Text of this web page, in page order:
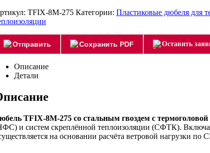
TFIX-8M-275 Категории: Пластиковые дюбеля для
Отправить Сохранить PDF Оставить
Описание
Детали
TFIX-8M-275 со стальным гвоздем с
и систем скреплённой теплоизоляции (СФТК).
на основании расчёта ветровой нагрузки